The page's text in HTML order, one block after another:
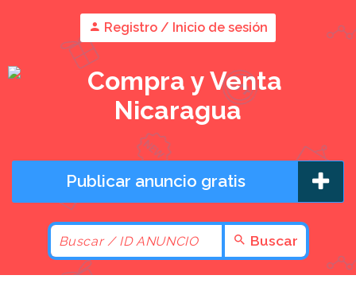
Registro / Inicio de sesión
Publicar anuncio gratis
Buscar